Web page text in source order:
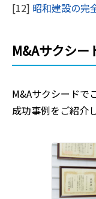
[12] 昭和建設の完
M&Aサクシー
M&Aサクシードで
成功事例をご紹介